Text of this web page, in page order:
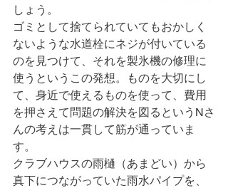
しょう。
ゴミとして捨てられていてもおかしく
ないような水道栓にネジが付いている
のを見つけて、それを製氷機の修理に
使うというこの発想。ものを大切にし
て、身近で使えるものを使って、費用
を押さえて問題の解決を図るというNさ
んの考えは一貫して筋が通っていま
す。
クラブハウスの雨樋（あまどい）から
真下につながっていた雨水パイプを、